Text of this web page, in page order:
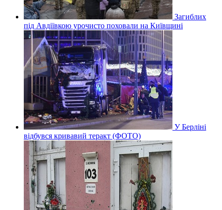
Загиблих
під Авдіївкою урочисто поховали на Київщині
У Берліні
відбувся кривавий теракт (ФОТО)